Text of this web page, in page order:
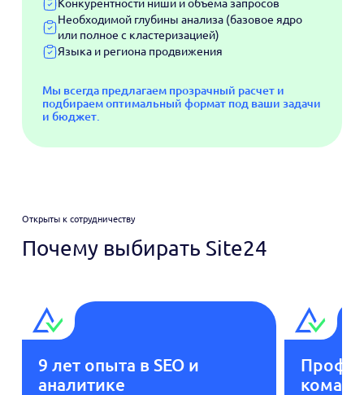
Необходимой глубины анализа (базовое ядро
или полное с кластеризацией)
Языка и региона продвижения
Мы всегда предлагаем прозрачный расчет и
подбираем оптимальный формат под ваши задачи
и бюджет.
Открыты к сотрудничеству
Почему выбирать Site24
9 лет опыта в SEO и
аналитике